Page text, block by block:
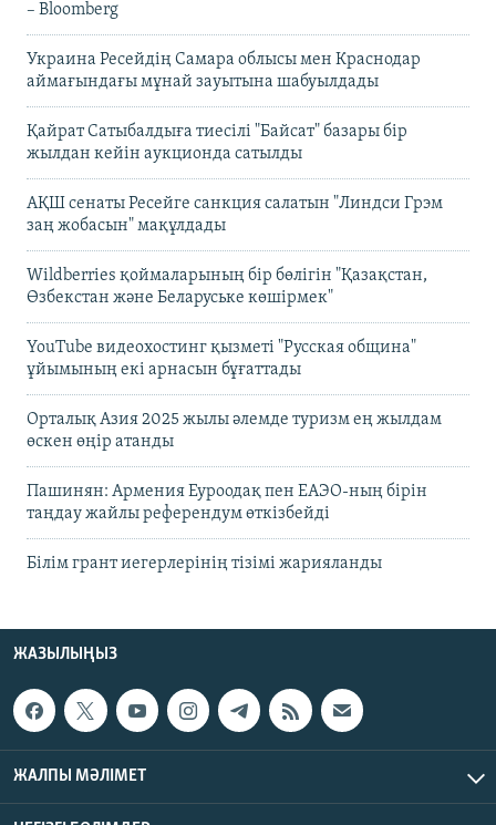
– Bloomberg
Украина Ресейдің Самара облысы мен Краснодар
аймағындағы мұнай зауытына шабуылдады
Қайрат Сатыбалдыға тиесілі "Байсат" базары бір
жылдан кейін аукционда сатылды
АҚШ сенаты Ресейге санкция салатын "Линдси Грэм
заң жобасын" мақұлдады
Wildberries қоймаларының бір бөлігін "Қазақстан,
Өзбекстан және Беларуське көшірмек"
YouTube видеохостинг қызметі "Русская община"
ұйымының екі арнасын бұғаттады
Орталық Азия 2025 жылы әлемде туризм ең жылдам
өскен өңір атанды
Пашинян: Армения Еуроодақ пен ЕАЭО-ның бірін
таңдау жайлы референдум өткізбейді
Білім грант иегерлерінің тізімі жарияланды
ЖАЗЫЛЫҢЫЗ
ЖАЛПЫ МӘЛІМЕТ